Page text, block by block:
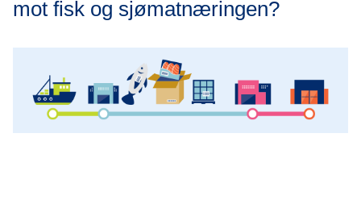
mot fisk og sjømatnæringen?